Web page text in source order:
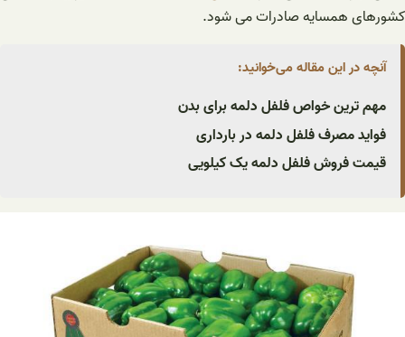
کشورهای همسایه صادرات می شود.
آنچه در این مقاله می‌خوانید:
مهم ترین خواص فلفل دلمه برای بدن
فواید مصرف فلفل دلمه در بارداری
قیمت فروش فلفل دلمه یک کیلویی